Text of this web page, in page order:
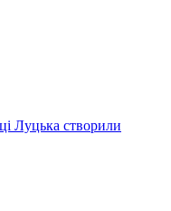
Луцька створили